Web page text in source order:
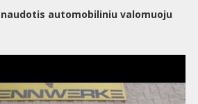
automobiliniu valomuoju